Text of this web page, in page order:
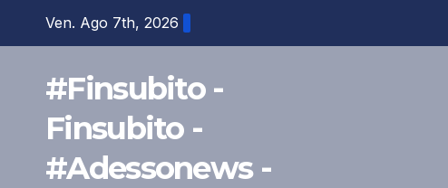
Ven. Ago 7th, 2026
#Finsubito -
Finsubito -
#Adessonews -